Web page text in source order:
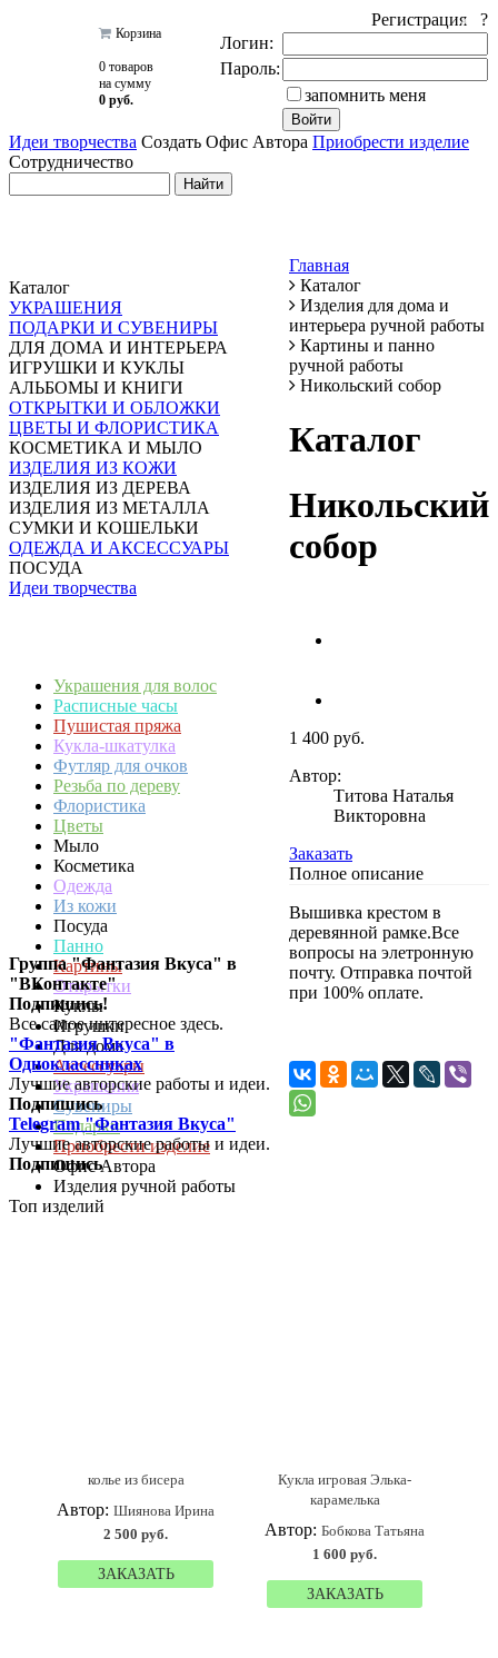
Корзина
0 товаров
на сумму
0 руб.
Регистрация ?
Логин:
Пароль:
запомнить меня
Идеи творчества Создать Офис Автора Приобрести изделие
Сотрудничество
Каталог
УКРАШЕНИЯ
ПОДАРКИ И СУВЕНИРЫ
ДЛЯ ДОМА И ИНТЕРЬЕРА
ИГРУШКИ И КУКЛЫ
АЛЬБОМЫ И КНИГИ
ОТКРЫТКИ И ОБЛОЖКИ
ЦВЕТЫ И ФЛОРИСТИКА
КОСМЕТИКА И МЫЛО
ИЗДЕЛИЯ ИЗ КОЖИ
ИЗДЕЛИЯ ИЗ ДЕРЕВА
ИЗДЕЛИЯ ИЗ МЕТАЛЛА
СУМКИ И КОШЕЛЬКИ
ОДЕЖДА И АКСЕССУАРЫ
ПОСУДА
Идеи творчества
Украшения для волос
Расписные часы
Пушистая пряжа
Кукла-шкатулка
Футляр для очков
Резьба по дереву
Флористика
Цветы
Мыло
Косметика
Одежда
Из кожи
Посуда
Панно
Картины
Открытки
Куклы
Игрушки
Для дома
Аксессуары
Украшения
Сувениры
Подарки
Приобрести изделие
Офис Автора
Изделия ручной работы
Группа "Фантазия Вкуса" в
"ВКонтакте"
Подпишись!
Все самое интересное здесь.
"Фантазия Вкуса" в
Одноклассниках
Лучшие авторские работы и идеи.
Подпишись
Telegram "Фантазия Вкуса"
Лучшие авторские работы и идеи.
Подпишись
Главная
Каталог
Изделия для дома и
интерьера ручной работы
Картины и панно
ручной работы
Никольский собор
Каталог
Никольский
собор
1 400 руб.
Автор:
Титова Наталья
Викторовна
Заказать
Полное описание
Вышивка крестом в
деревянной рамке.Все
вопросы на элетронную
почту. Отправка почтой
при 100% оплате.
Топ изделий
колье из бисера
Автор:Шиянова Ирина
2 500 руб.
ЗАКАЗАТЬ
Кукла игровая Элька-
карамелька
Автор:Бобкова Татьяна
1 600 руб.
ЗАКАЗАТЬ